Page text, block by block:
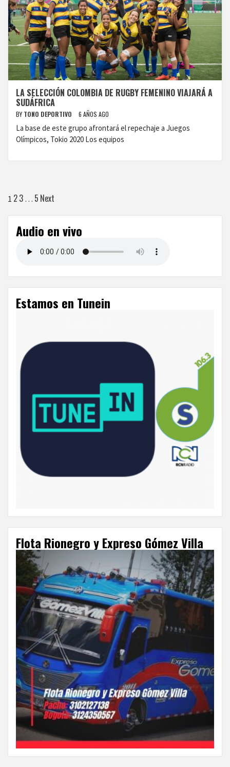
LA SELECCIÓN COLOMBIA DE RUGBY FEMENINO VIAJARÁ A
SUDÁFRICA
BY TONO DEPORTIVO 6 AÑOS AGO
La base de este grupo afrontará el repechaje a Juegos
Olímpicos, Tokio 2020 Los equipos
Paginación
de
entradas
1 23 … 5 Next
Audio en vivo
Estamos en Tunein
Flota Rionegro y Expreso Gómez Villa